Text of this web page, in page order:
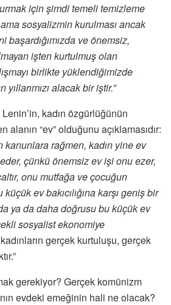
için şimdi temeli temizleme
ama sosyalizmin kurulması ancak
başardığımızda ve önemsiz,
işten kurtulmuş olan
birlikte yüklendiğimizde
alacak bir iştir.”
kadın özgürlüğünün
“ev” olduğunu açıklamasıdır:
kanunlara rağmen, kadın yine ev
çünkü önemsiz ev işi onu ezer,
onu mutfağa ve çocuğun
küçük ev bakıcılığına karşı geniş bir
ya da daha doğrusu bu küçük ev
sosyalist ekonomiye
kadınların gerçek kurtuluşu, gerçek
gerekiyor? Gerçek komünizm
evdeki emeğinin hali ne olacak?